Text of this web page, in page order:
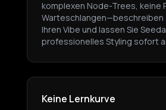
komplexen Node-Trees, keine
Warteschlangen—beschreiben
Ihren Vibe und lassen Sie
professionelles Styling sofort
Keine Lernkurve